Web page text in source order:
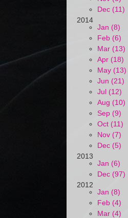
Dec (11)
2014
Jan (8)
Feb (6)
Mar (13)
Apr (18)
May (13)
Jun (21)
Jul (12)
Aug (10)
Sep (9)
Oct (11)
Nov (7)
Dec (5)
2013
Jan (6)
Dec (97)
2012
Jan (8)
Feb (4)
Mar (4)